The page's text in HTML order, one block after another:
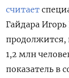
считает
Гайдара
продолжится,
1,2 млн
показатель в